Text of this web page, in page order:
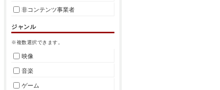
非コンテンツ事業者
ジャンル
※複数選択できます。
映像
音楽
ゲーム